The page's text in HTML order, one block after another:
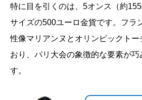
特に目を引くのは、5オンス（約
サイズの500ユーロ金貨です。フラ
性像マリアンヌとオリンピックトー
おり、パリ大会の象徴的な要素が巧
す。